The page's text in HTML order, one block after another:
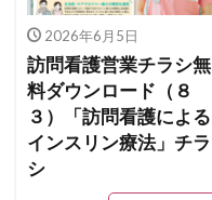
2026年6月5日
訪問看護営業チラシ無
料ダウンロード（８
３）「訪問看護による
インスリン療法」チラ
シ